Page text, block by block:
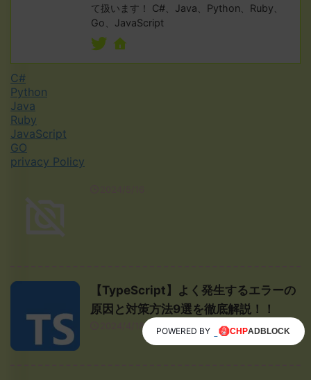
て扱います！ C#、Java、Python、Ruby、
Go、JavaScript
C#
Python
Java
Ruby
JavaScript
GO
privacy Policy
【TypeScript】よく発生するエラーの
原因と対策方法9選を徹底解説！！
2024/4/18 POWERED BY